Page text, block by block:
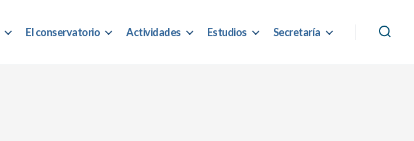
El conservatorio Actividades Estudios Secretaría